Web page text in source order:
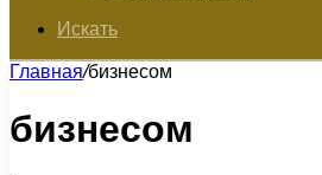
Искать
Главная/бизнесом
бизнесом